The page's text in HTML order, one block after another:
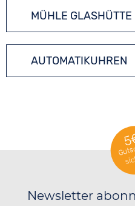
MÜHLE GLASHÜTTE
AUTOMATIKUHREN
Newsletter